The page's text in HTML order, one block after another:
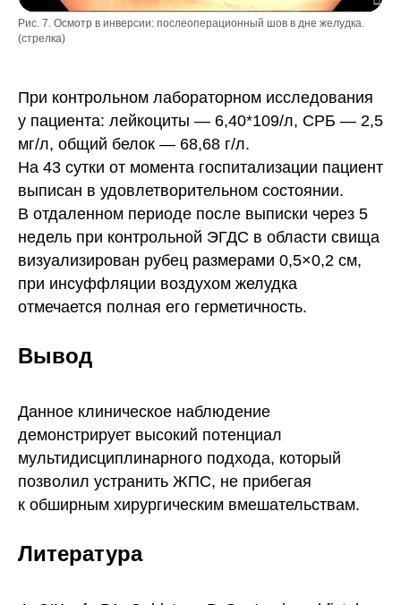
Рис. 7. Осмотр в инверсии: послеоперационный шов в дне желудка.
(стрелка)
При контрольном лабораторном исследования
у пациента: лейкоциты — 6,40*109/л, СРБ — 2,5
мг/л, общий белок — 68,68 г/л.
На 43 сутки от момента госпитализации пациент
выписан в удовлетворительном состоянии.
В отдаленном периоде после выписки через 5
недель при контрольной ЭГДС в области свища
визуализирован рубец размерами 0,5×0,2 см,
при инсуффляции воздухом желудка
отмечается полная его герметичность.
Вывод
Данное клиническое наблюдение
демонстрирует высокий потенциал
мультидисциплинарного подхода, который
позволил устранить ЖПС, не прибегая
к обширным хирургическим вмешательствам.
Литература